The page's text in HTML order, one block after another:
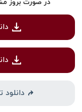
در صورت بروز